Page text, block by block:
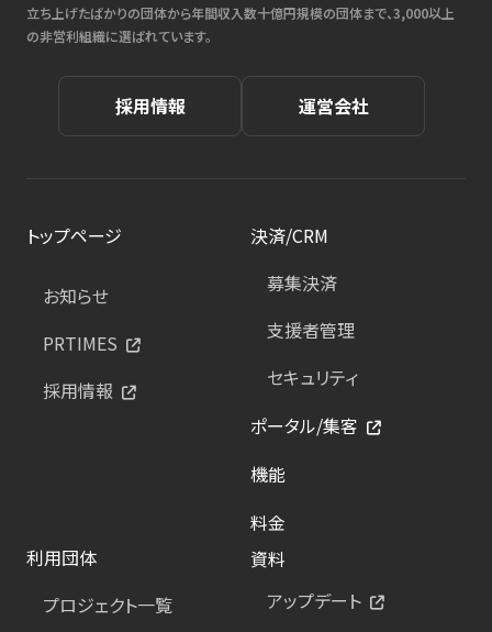
立ち上げたばかりの団体から年間収入数十億円規模の団体まで、3,000以上
の非営利組織に選ばれています。
採用情報 運営会社
トップページ
お知らせ
PRTIMES
採用情報
決済/CRM
募集決済
支援者管理
セキュリティ
ポータル/集客
機能
料金
利用団体
プロジェクト一覧
資料
アップデート